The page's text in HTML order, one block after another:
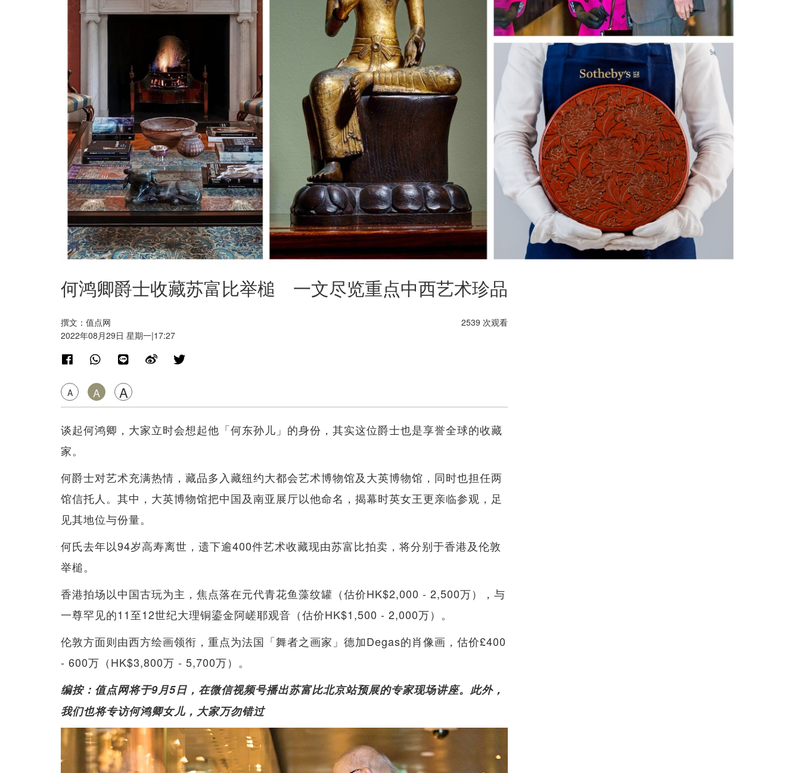
何鸿卿爵士收藏苏富比举槌 一文尽览重点中西艺术珍品
撰文：值点网
2022年08月29日 星期一|17:27
A A A
2539 次观看
谈起何鸿卿，大家立时会想起他「何东孙儿」的身份，其实这位爵士也是享誉全球的收藏
家。
何爵士对艺术充满热情，藏品多入藏纽约大都会艺术博物馆及大英博物馆，同时也担任两
馆信托人。其中，大英博物馆把中国及南亚展厅以他命名，揭幕时英女王更亲临参观，足
见其地位与份量。
何氏去年以94岁高寿离世，遗下逾400件艺术收藏现由苏富比拍卖，将分别于香港及伦敦
举槌。
香港拍场以中国古玩为主，焦点落在元代青花鱼藻纹罐（估价HK$2,000 - 2,500万），与
一尊罕见的11至12世纪大理铜鎏金阿嵯耶观音（估价HK$1,500 - 2,000万）。
伦敦方面则由西方绘画领衔，重点为法国「舞者之画家」德加Degas的肖像画，估价£400
- 600万（HK$3,800万 - 5,700万）。
编按：值点网将于9月5日，在微信视频号播出苏富比北京站预展的专家现场讲座。此外，
我们也将专访何鸿卿女儿，大家万勿错过